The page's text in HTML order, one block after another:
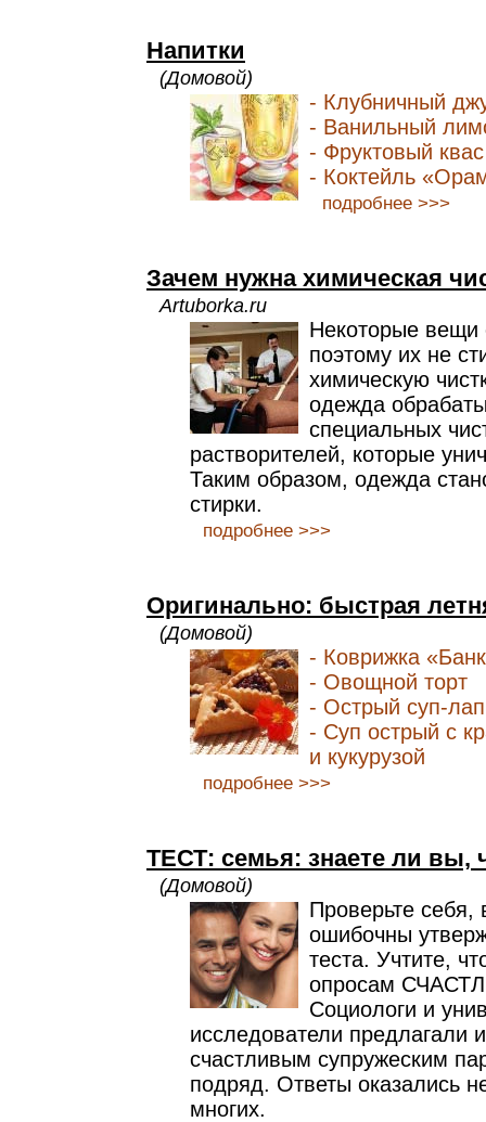
Напитки
(Домовой)
- Клубничный
- Ванильный
- Фруктовый квас
- Коктейль
подробнее >>>
Зачем нужна химическая
Artuborka.ru
Некоторые вещи
поэтому их не
химическую
одежда
специальных
растворителей, которые
Таким образом, одежда
стирки.
подробнее >>>
Оригинально: быстрая
(Домовой)
- Коврижка
- Овощной торт
- Острый суп-
- Суп острый с
и кукурузой
подробнее >>>
ТЕСТ: семья: знаете ли вы,
(Домовой)
Проверьте себя,
ошибочны
теста. Учтите,
опросам
Социологи и
исследователи предлагали
счастливым супружеским
подряд. Ответы оказались
многих.